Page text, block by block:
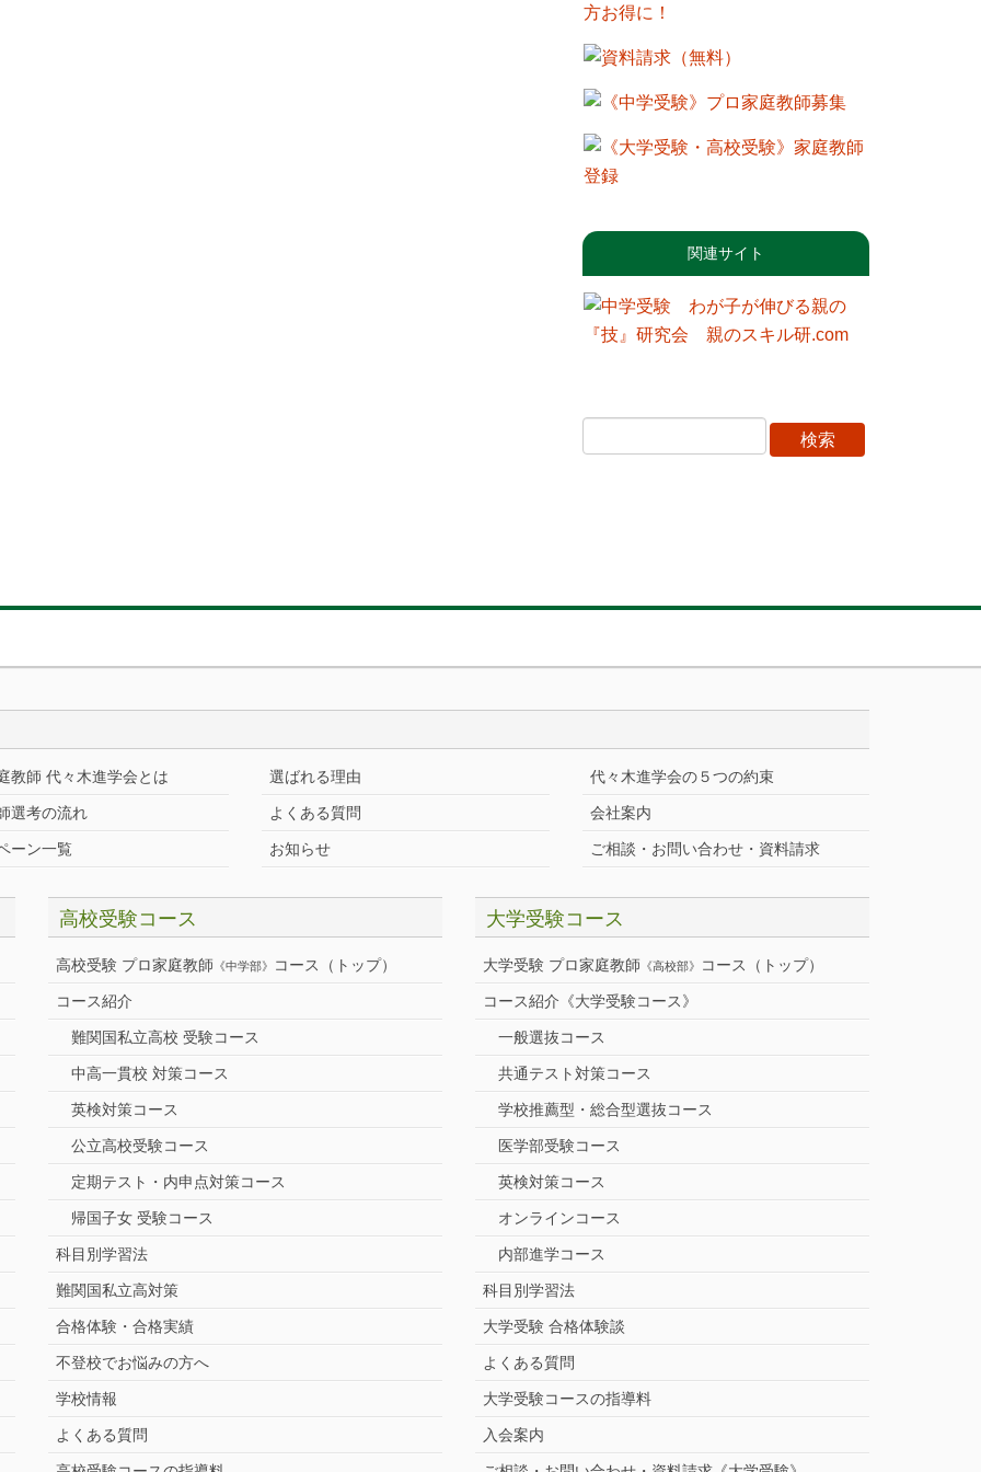
関連サイト
教師 代々木進学会とは 選ばれる理由 代々木進学会の５つの約束
選考の流れ よくある質問 会社案内
ーン一覧 お知らせ ご相談・お問い合わせ・資料請求
高校受験コース
高校受験 プロ家庭教師 《中学部》 コース（トップ）
コース紹介
難関国私立高校 受験コース
中高一貫校 対策コース
英検対策コース
公立高校受験コース
定期テスト・内申点対策コース
帰国子女 受験コース
科目別学習法
難関国私立高対策
合格体験・合格実績
不登校でお悩みの方へ
学校情報
よくある質問
大学受験コース
大学受験 プロ家庭教師 《高校部》 コース（トップ）
コース紹介《大学受験コース》
一般選抜コース
共通テスト対策コース
学校推薦型・総合型選抜コース
医学部受験コース
英検対策コース
オンラインコース
内部進学コース
科目別学習法
大学受験 合格体験談
よくある質問
大学受験コースの指導料
入会案内